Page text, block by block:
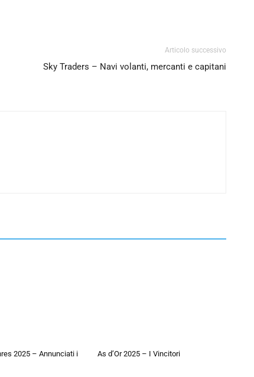
Articolo successivo
Sky Traders – Navi volanti, mercanti e capitani
2025 – Annunciati i
As d’Or 2025 – I Vincitori